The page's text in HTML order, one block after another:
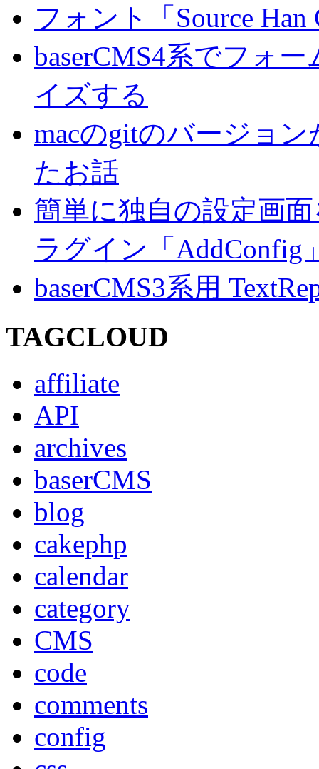
フォント「Source
baserCMS4系でフォ
イズする
macのgitのバージョ
たお話
簡単に独自の設定画
ラグイン「AddConfig
baserCMS3系用
TAGCLOUD
affiliate
API
archives
baserCMS
blog
cakephp
calendar
category
CMS
code
comments
config